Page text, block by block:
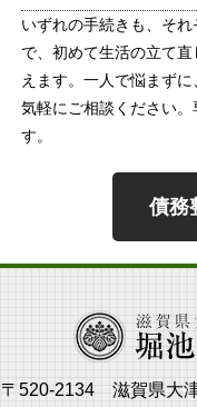
いずれの手続きも、そ
で、初めて生活の立て
えます。一人で悩まず
気軽にご相談ください
す。
債務
〒520-2134 滋賀県大